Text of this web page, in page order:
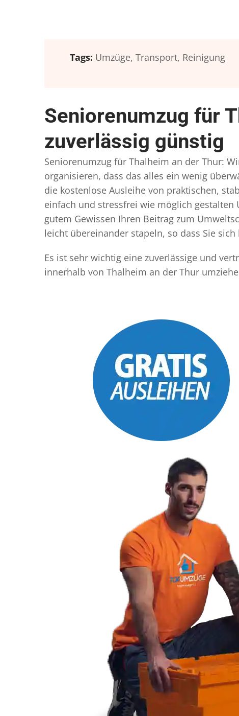
Tags: Umzüge, Transport, Reinigung
Seniorenumzug für
zuverlässig günstig
Seniorenumzug für Thalheim an der Thur:
organisieren, dass das alles ein wenig
die kostenlose Ausleihe von praktischen,
einfach und stressfrei wie möglich gestalten
gutem Gewissen Ihren Beitrag zum
leicht übereinander stapeln, so dass Sie
Es ist sehr wichtig eine zuverlässige und
innerhalb von Thalheim an der Thur